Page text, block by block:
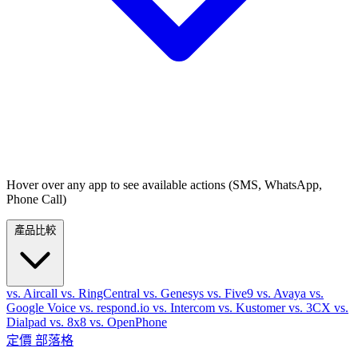
Hover over any app to see available actions (SMS, WhatsApp,
Phone Call)
vs. Aircall vs. RingCentral vs. Genesys vs. Five9 vs. Avaya vs.
Google Voice vs. respond.io vs. Intercom vs. Kustomervs. 3CX vs.
Dialpad vs. 8x8 vs. OpenPhone
定價 部落格